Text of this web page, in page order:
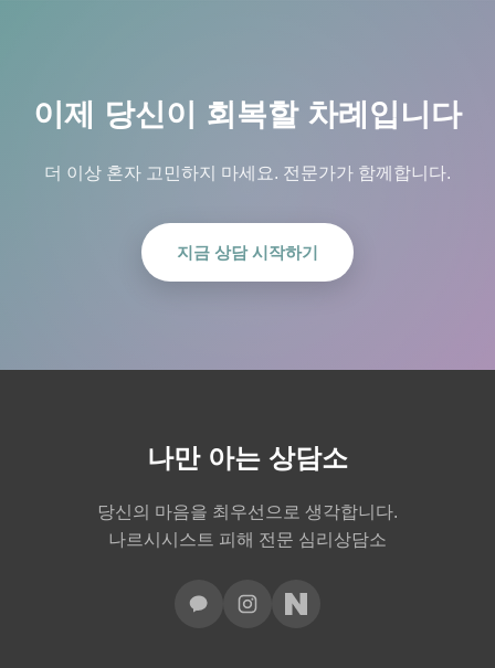
이제 당신이 회복할 차례입니다
더 이상 혼자 고민하지 마세요. 전문가가 함께합니다.
지금 상담 시작하기
나만 아는 상담소
당신의 마음을 최우선으로 생각합니다.
나르시시스트 피해 전문 심리상담소